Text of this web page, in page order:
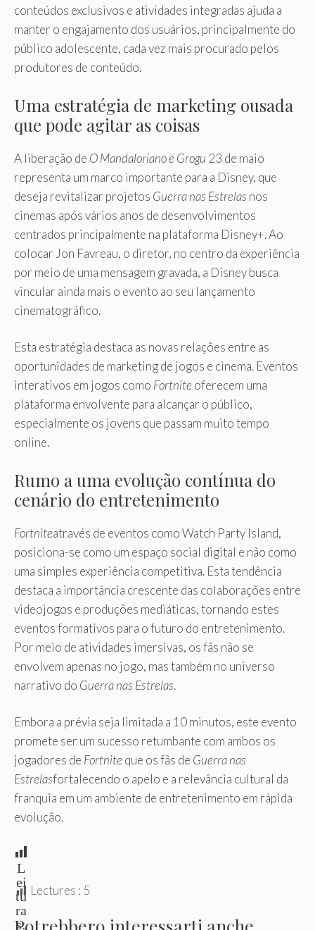
conteúdos exclusivos e atividades integradas ajuda a
manter o engajamento dos usuários, principalmente do
público adolescente, cada vez mais procurado pelos
produtores de conteúdo.
Uma estratégia de marketing ousada
que pode agitar as coisas
A liberação de O Mandaloriano e Grogu 23 de maio
representa um marco importante para a Disney, que
deseja revitalizar projetos Guerra nas Estrelas nos
cinemas após vários anos de desenvolvimentos
centrados principalmente na plataforma Disney+. Ao
colocar Jon Favreau, o diretor, no centro da experiência
por meio de uma mensagem gravada, a Disney busca
vincular ainda mais o evento ao seu lançamento
cinematográfico.
Esta estratégia destaca as novas relações entre as
oportunidades de marketing de jogos e cinema. Eventos
interativos em jogos como Fortnite oferecem uma
plataforma envolvente para alcançar o público,
especialmente os jovens que passam muito tempo
online.
Rumo a uma evolução contínua do
cenário do entretenimento
Fortniteatravés de eventos como Watch Party Island,
posiciona-se como um espaço social digital e não como
uma simples experiência competitiva. Esta tendência
destaca a importância crescente das colaborações entre
videojogos e produções mediáticas, tornando estes
eventos formativos para o futuro do entretenimento.
Por meio de atividades imersivas, os fãs não se
envolvem apenas no jogo, mas também no universo
narrativo do Guerra nas Estrelas.
Embora a prévia seja limitada a 10 minutos, este evento
promete ser um sucesso retumbante com ambos os
jogadores de Fortnite que os fãs de Guerra nas
Estrelasfortalecendo o apelo e a relevância cultural da
franquia em um ambiente de entretenimento em rápida
evolução.
L
ei
tu
ra
s:
Lectures : 5